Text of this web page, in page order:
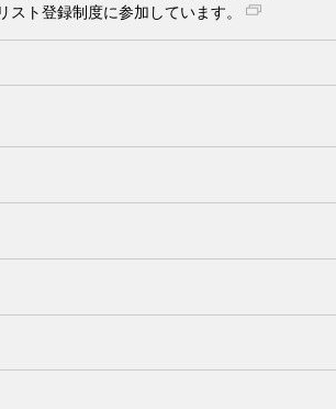
スト登録制度に参加しています。